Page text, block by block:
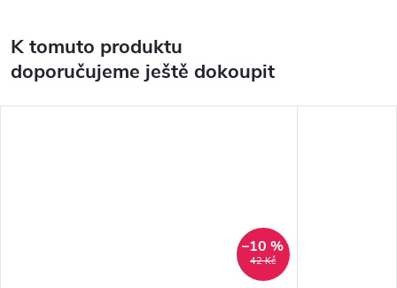
K tomuto produktu
doporučujeme ještě dokoupit
42 Kč
–10 %